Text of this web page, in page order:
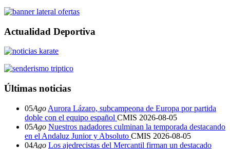
Actualidad Deportiva
Últimas noticias
05Ago Aurora Lázaro, subcampeona de Europa por partida
doble con el equipo español CMIS 2026-08-05
05Ago Nuestros nadadores culminan la temporada destacando
en el Andaluz Junior y Absoluto CMIS 2026-08-05
04Ago Los ajedrecistas del Mercantil firman un destacado